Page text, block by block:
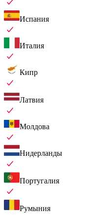
Испания
Италия
Кипр
Латвия
Молдова
Нидерланды
Португалия
Румыния